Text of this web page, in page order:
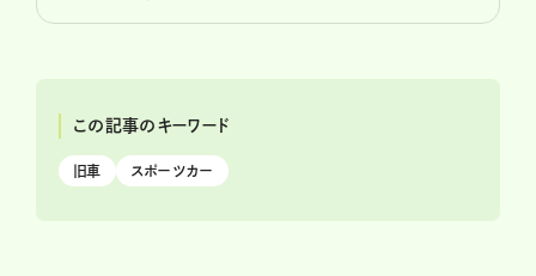
この記事のキーワード
旧車 スポーツカー